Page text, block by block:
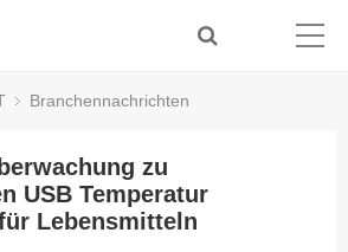
Branchennachrichten
zu
USB Temperatur
Lebensmitteln